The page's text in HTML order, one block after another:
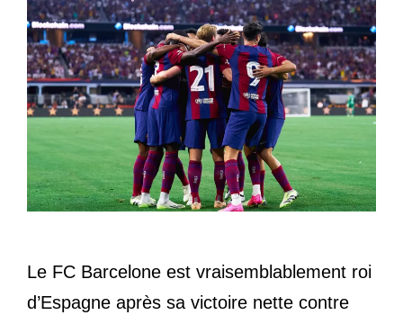
Le FC Barcelone est vraisemblablement roi
d’Espagne après sa victoire nette contre